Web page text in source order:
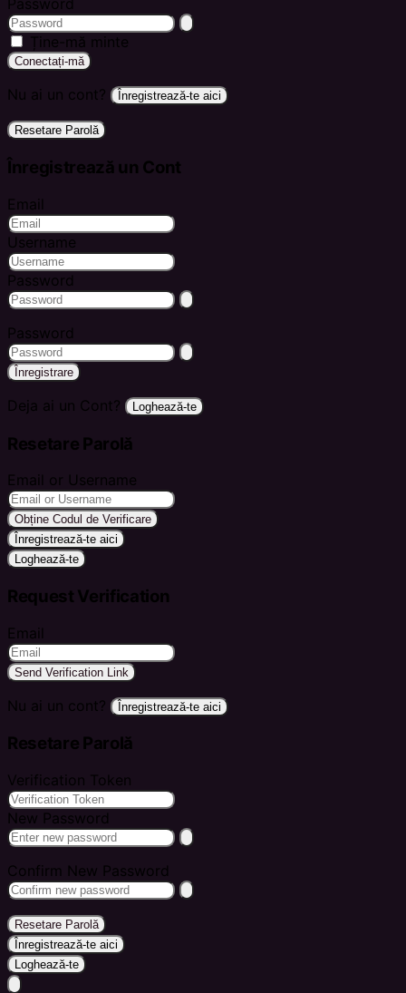
Password
Ține-mă minte
Conectați-mă
Nu ai un cont? Înregistrează-te aici
Resetare Parolă
Înregistrează un Cont
Email
Username
Password
Password
Înregistrare
Deja ai un Cont? Loghează-te
Resetare Parolă
Email or Username
Obține Codul de Verificare
Înregistrează-te aici
Loghează-te
Request Verification
Email
Send Verification Link
Nu ai un cont? Înregistrează-te aici
Resetare Parolă
Verification Token
New Password
Confirm New Password
Resetare Parolă
Înregistrează-te aici
Loghează-te